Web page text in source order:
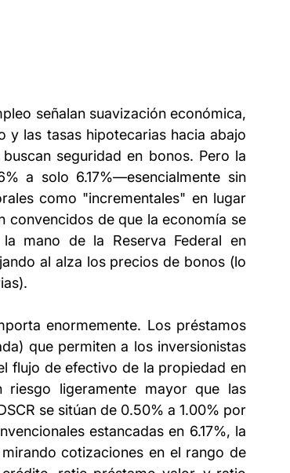
señalan suavización económica,
y las tasas hipotecarias hacia abajo
seguridad en bonos. Pero la
a solo 6.17%—esencialmente sin
como "incrementales" en lugar
convencidos de que la economía se
mano de la Reserva Federal en
al alza los precios de bonos (lo
enormemente. Los préstamos
que permiten a los inversionistas
flujo de efectivo de la propiedad en
riesgo ligeramente mayor que las
se sitúan de 0.50% a 1.00% por
estancadas en 6.17%, la
cotizaciones en el rango de